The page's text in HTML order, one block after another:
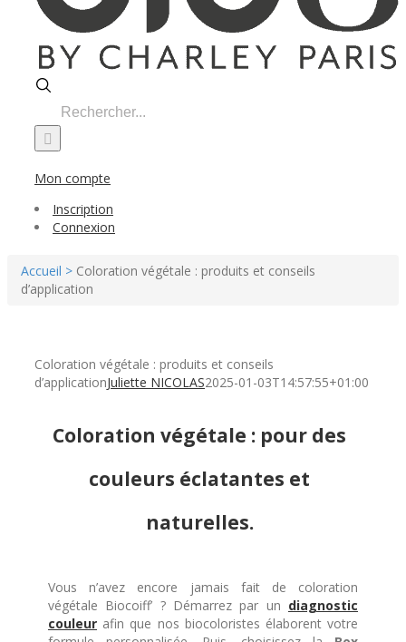
Search
for:
Mon compte
Inscription
Connexion
Accueil > Coloration végétale : produits et conseils
d’application
Coloration végétale : produits et conseils
d’applicationJuliette NICOLAS2025-01-03T14:57:55+01:00
Coloration végétale : pour des
couleurs éclatantes et
naturelles.
Vous n’avez encore jamais fait de coloration
végétale Biocoiff’ ? Démarrez par un diagnostic
couleur afin que nos biocoloristes élaborent votre